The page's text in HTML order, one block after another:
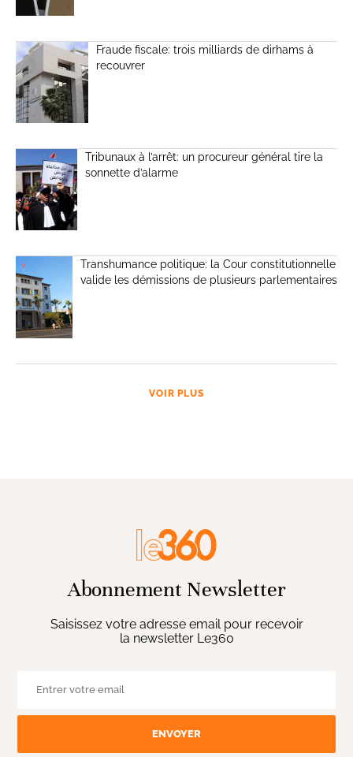
Fraude fiscale: trois milliards de dirhams à
recouvrer
Tribunaux à l’arrêt: un procureur général tire la
sonnette d’alarme
Transhumance politique: la Cour constitutionnelle
valide les démissions de plusieurs parlementaires
VOIR PLUS
Abonnement Newsletter
Saisissez votre adresse email pour recevoir
la newsletter Le360
ENVOYER